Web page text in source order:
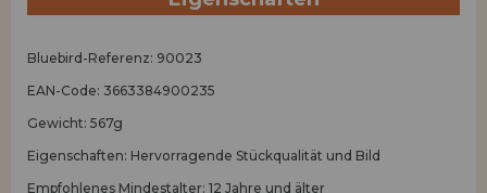
Bluebird-Referenz: 90023
EAN-Code: 3663384900235
Gewicht: 567g
Eigenschaften: Hervorragende Stückqualität und Bild
Empfohlenes Mindestalter: 12 Jahre und älter